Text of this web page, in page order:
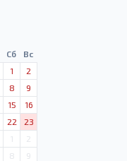
Сб
Вс
1
2
8
9
15
16
22
23
1
2
8 9